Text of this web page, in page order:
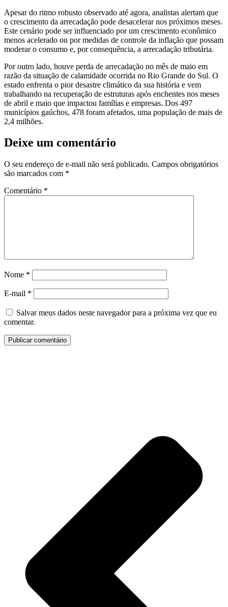
Apesar do ritmo robusto observado até agora, analistas alertam que
o crescimento da arrecadação pode desacelerar nos próximos meses.
Este cenário pode ser influenciado por um crescimento econômico
menos acelerado ou por medidas de controle da inflação que possam
moderar o consumo e, por consequência, a arrecadação tributária.
Por outro lado, houve perda de arrecadação no mês de maio em
razão da situação de calamidade ocorrida no Rio Grande do Sul. O
estado enfrenta o pior desastre climático da sua história e vem
trabalhando na recuperação de estruturas após enchentes nos meses
de abril e maio que impactou famílias e empresas. Dos 497
municípios gaúchos, 478 foram afetados, uma população de mais de
2,4 milhões.
Deixe um comentário
O seu endereço de e-mail não será publicado. Campos obrigatórios
são marcados com *
Comentário *
Nome *
E-mail *
Salvar meus dados neste navegador para a próxima vez que eu
comentar.